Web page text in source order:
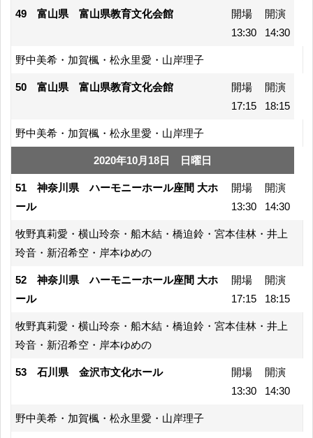
49 富山県 富山県教育文化会館
開場
13:30
開演
14:30
野中美希・加賀楓・松永里愛・山岸理子
50 富山県 富山県教育文化会館
開場
17:15
開演
18:15
野中美希・加賀楓・松永里愛・山岸理子
2020年10月18日 日曜日
51 神奈川県 ハーモニーホール座間 大ホ
ール
開場
13:30
開演
14:30
牧野真莉愛・横山玲奈・船木結・橋迫鈴・宮本佳林・井上
玲音・新沼希空・岸本ゆめの
52 神奈川県 ハーモニーホール座間 大ホ
ール
開場
17:15
開演
18:15
牧野真莉愛・横山玲奈・船木結・橋迫鈴・宮本佳林・井上
玲音・新沼希空・岸本ゆめの
53 石川県 金沢市文化ホール
開場
13:30
開演
14:30
野中美希・加賀楓・松永里愛・山岸理子